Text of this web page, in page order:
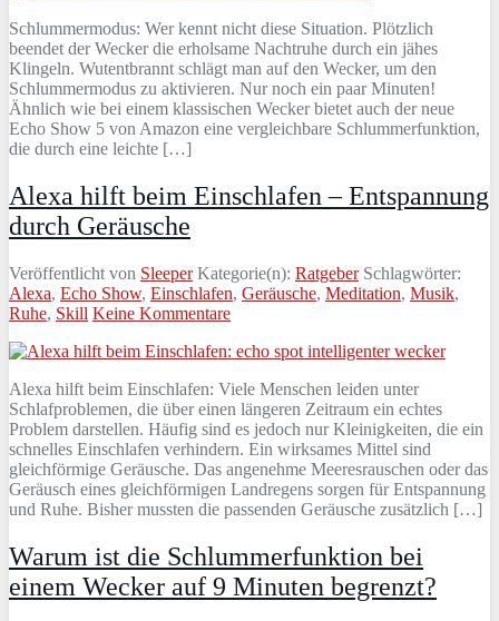
Schlummermodus: Wer kennt nicht diese Situation. Plötzlich
beendet der Wecker die erholsame Nachtruhe durch ein jähes
Klingeln. Wutentbrannt schlägt man auf den Wecker, um den
Schlummermodus zu aktivieren. Nur noch ein paar Minuten!
Ähnlich wie bei einem klassischen Wecker bietet auch der neue
Echo Show 5 von Amazon eine vergleichbare Schlummerfunktion,
die durch eine leichte […]
Alexa hilft beim Einschlafen – Entspannung
durch Geräusche
Veröffentlicht von Sleeper Kategorie(n): RatgeberSchlagwörter:
Alexa, Echo Show, Einschlafen, Geräusche, Meditation, Musik,
Ruhe, Skill Keine Kommentare
Alexa hilft beim Einschlafen: Viele Menschen leiden unter
Schlafproblemen, die über einen längeren Zeitraum ein echtes
Problem darstellen. Häufig sind es jedoch nur Kleinigkeiten, die ein
schnelles Einschlafen verhindern. Ein wirksames Mittel sind
gleichförmige Geräusche. Das angenehme Meeresrauschen oder das
Geräusch eines gleichförmigen Landregens sorgen für Entspannung
und Ruhe. Bisher mussten die passenden Geräusche zusätzlich […]
Warum ist die Schlummerfunktion bei
einem Wecker auf 9 Minuten begrenzt?